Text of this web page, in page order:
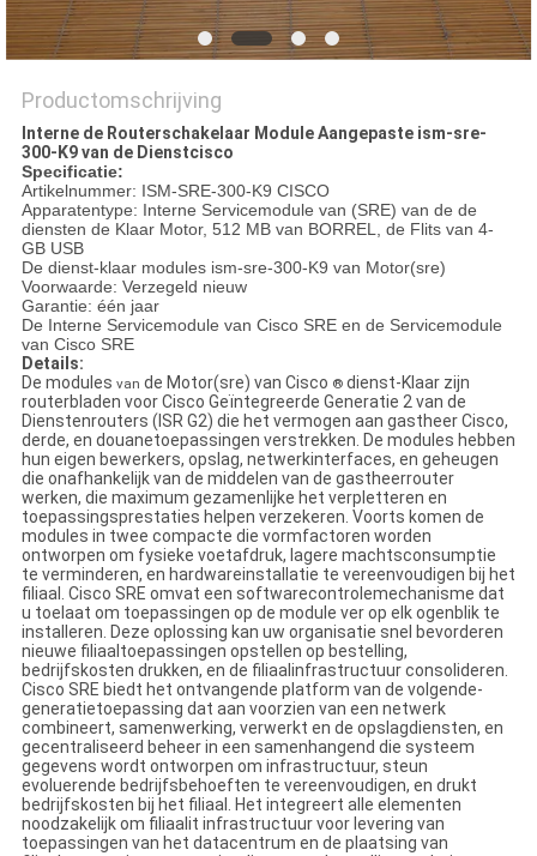
Productomschrijving
Interne de Routerschakelaar Module Aangepaste ism-sre-
300-K9 van de Dienstcisco
Specificatie:
Artikelnummer: ISM-SRE-300-K9 CISCO
Apparatentype: Interne Servicemodule van (SRE) van de de
diensten de Klaar Motor, 512 MB van BORREL, de Flits van 4-
GB USB
De dienst-klaar modules ism-sre-300-K9 van Motor(sre)
Voorwaarde: Verzegeld nieuw
Garantie: één jaar
De Interne Servicemodule van Cisco SRE en de Servicemodule
van Cisco SRE
Details:
De modules van de Motor(sre) van Cisco ®dienst-Klaar zijn
routerbladen voor Cisco Geïntegreerde Generatie 2 van de
Dienstenrouters (ISR G2) die het vermogen aan gastheer Cisco,
derde, en douanetoepassingen verstrekken. De modules hebben
hun eigen bewerkers, opslag, netwerkinterfaces, en geheugen
die onafhankelijk van de middelen van de gastheerrouter
werken, die maximum gezamenlijke het verpletteren en
toepassingsprestaties helpen verzekeren. Voorts komen de
modules in twee compacte die vormfactoren worden
ontworpen om fysieke voetafdruk, lagere machtsconsumptie
te verminderen, en hardwareinstallatie te vereenvoudigen bij het
filiaal. Cisco SRE omvat een softwarecontrolemechanisme dat
u toelaat om toepassingen op de module ver op elk ogenblik te
installeren. Deze oplossing kan uw organisatie snel bevorderen
nieuwe filiaaltoepassingen opstellen op bestelling,
bedrijfskosten drukken, en de filiaalinfrastructuur consolideren.
Cisco SRE biedt het ontvangende platform van de volgende-
generatietoepassing dat aan voorzien van een netwerk
combineert, samenwerking, verwerkt en de opslagdiensten, en
gecentraliseerd beheer in een samenhangend die systeem
gegevens wordt ontworpen om infrastructuur, steun
evoluerende bedrijfsbehoeften te vereenvoudigen, en drukt
bedrijfskosten bij het filiaal. Het integreert alle elementen
noodzakelijk om filiaalit infrastructuur voor levering van
toepassingen van het datacentrum en de plaatsing van